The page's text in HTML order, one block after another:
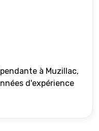
à Muzillac,
d'expérience